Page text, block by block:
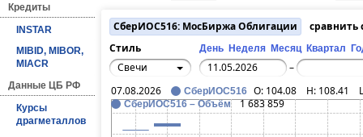
Кредиты
INSTAR
MIBID, MIBOR,
MIACR
Данные ЦБ РФ
Курсы
драгметаллов
СберИОС516: МосБиржа Облигации
сравнить
Стиль
День Неделя Месяц Квартал
Свечи
–
07.08.2026
СберИОС516 O: 104.08 H: 108.41
СберИОС516 – Объём 1 683 859